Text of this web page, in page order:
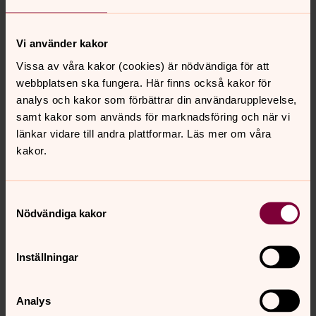
Vi använder kakor
Vissa av våra kakor (cookies) är nödvändiga för att
webbplatsen ska fungera. Här finns också kakor för
analys och kakor som förbättrar din användarupplevelse,
samt kakor som används för marknadsföring och när vi
länkar vidare till andra plattformar. Läs mer om våra
kakor.
Nödvändiga kakor
Inställningar
Analys
medlemskap eller livsåskådning.
Kapellen och Trädkyrkan
Uppsala kyrkogårdar har tre vackra och stämningsfulla
kapell samt en Trädkyrka. På Gamla kyrkogården finns
Stillhetens kapell och på Berthåga kyrkogård finns
Stefanskapellet, S:t Eriks kapell samt Trädkyrkan.
Både som vilorum för våra avlidna och som värdigt
kulturhistoriskt värde. Läs mer om kyrkogårdarna,
minneslundarna och hur du hittar en specifik grav.
Kyrkogårdar i gravfrågor i